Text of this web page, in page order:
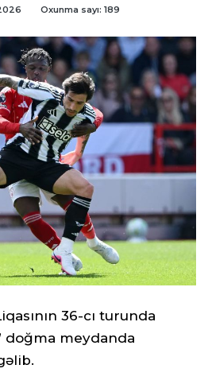
Oxunma sayı: 189
36-cı turunda
doğma meydanda